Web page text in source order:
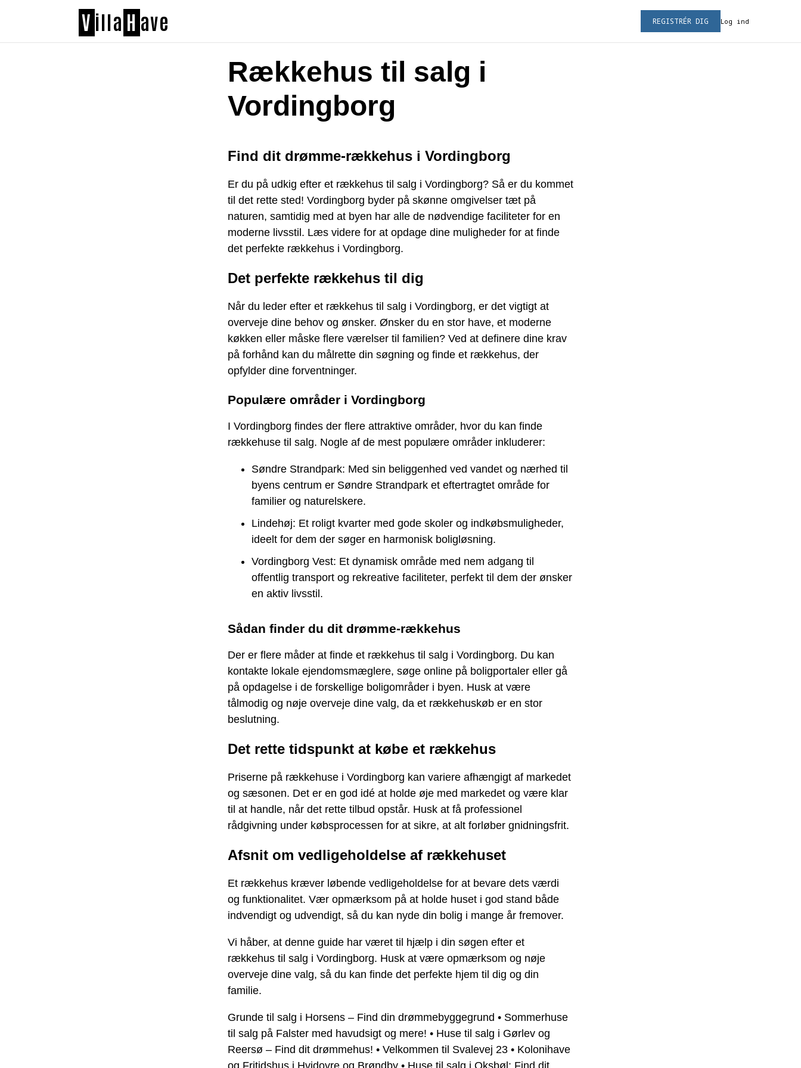
V illa H ave Log ind
REGISTRÉR DIG
Rækkehus til salg i
Vordingborg
Find dit drømme-rækkehus i Vordingborg
Er du på udkig efter et rækkehus til salg i Vordingborg? Så er du kommet
til det rette sted! Vordingborg byder på skønne omgivelser tæt på
naturen, samtidig med at byen har alle de nødvendige faciliteter for en
moderne livsstil. Læs videre for at opdage dine muligheder for at finde
det perfekte rækkehus i Vordingborg.
Det perfekte rækkehus til dig
Når du leder efter et rækkehus til salg i Vordingborg, er det vigtigt at
overveje dine behov og ønsker. Ønsker du en stor have, et moderne
køkken eller måske flere værelser til familien? Ved at definere dine krav
på forhånd kan du målrette din søgning og finde et rækkehus, der
opfylder dine forventninger.
Populære områder i Vordingborg
I Vordingborg findes der flere attraktive områder, hvor du kan finde
rækkehuse til salg. Nogle af de mest populære områder inkluderer:
Søndre Strandpark: Med sin beliggenhed ved vandet og nærhed til
byens centrum er Søndre Strandpark et eftertragtet område for
familier og naturelskere.
Lindehøj: Et roligt kvarter med gode skoler og indkøbsmuligheder,
ideelt for dem der søger en harmonisk boligløsning.
Vordingborg Vest: Et dynamisk område med nem adgang til
offentlig transport og rekreative faciliteter, perfekt til dem der ønsker
en aktiv livsstil.
Sådan finder du dit drømme-rækkehus
Der er flere måder at finde et rækkehus til salg i Vordingborg. Du kan
kontakte lokale ejendomsmæglere, søge online på boligportaler eller gå
på opdagelse i de forskellige boligområder i byen. Husk at være
tålmodig og nøje overveje dine valg, da et rækkehuskøb er en stor
beslutning.
Det rette tidspunkt at købe et rækkehus
Priserne på rækkehuse i Vordingborg kan variere afhængigt af markedet
og sæsonen. Det er en god idé at holde øje med markedet og være klar
til at handle, når det rette tilbud opstår. Husk at få professionel
rådgivning under købsprocessen for at sikre, at alt forløber gnidningsfrit.
Afsnit om vedligeholdelse af rækkehuset
Et rækkehus kræver løbende vedligeholdelse for at bevare dets værdi
og funktionalitet. Vær opmærksom på at holde huset i god stand både
indvendigt og udvendigt, så du kan nyde din bolig i mange år fremover.
Vi håber, at denne guide har været til hjælp i din søgen efter et
rækkehus til salg i Vordingborg. Husk at være opmærksom og nøje
overveje dine valg, så du kan finde det perfekte hjem til dig og din
familie.
Grunde til salg i Horsens – Find din drømmebyggegrund • Sommerhuse
til salg på Falster med havudsigt og mere! • Huse til salg i Gørlev og
Reersø – Find dit drømmehus! • Velkommen til Svalevej 23 • Kolonihave
og Fritidshus i Hvidovre og Brøndby • Huse til salg i Oksbøl: Find dit